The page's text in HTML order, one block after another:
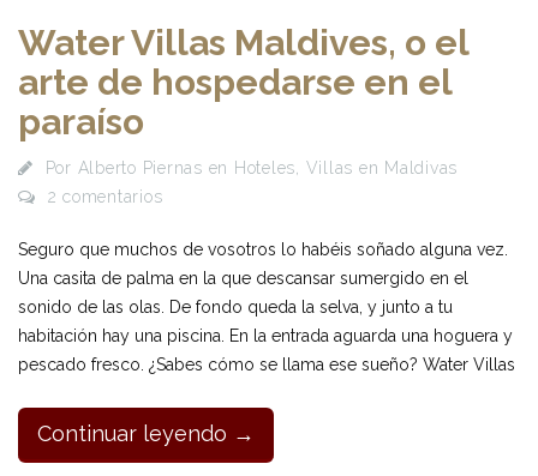
Water Villas Maldives, o el
arte de hospedarse en el
paraíso
Por Alberto Piernas en Hoteles
Villas en Maldivas
2 comentarios
Seguro que muchos de vosotros lo habéis soñado alguna vez.
Una casita de palma en la que descansar sumergido en el
sonido de las olas. De fondo queda la selva, y junto a tu
habitación hay una piscina. En la entrada aguarda una hoguera y
pescado fresco. ¿Sabes cómo se llama ese sueño? Water Villas
Continuar leyendo →